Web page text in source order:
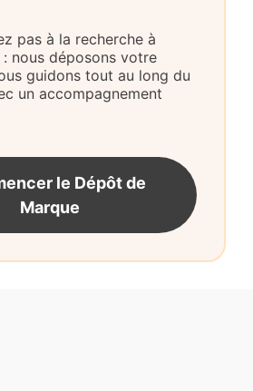
pas à la recherche à
: nous déposons votre
guidons tout au long du
un accompagnement
le Dépôt de
Marque